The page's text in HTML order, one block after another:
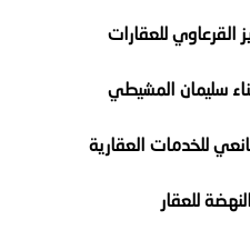
القرعاوي للعقارات
سليمان المشيطي
للخدمات العقارية
للعقار